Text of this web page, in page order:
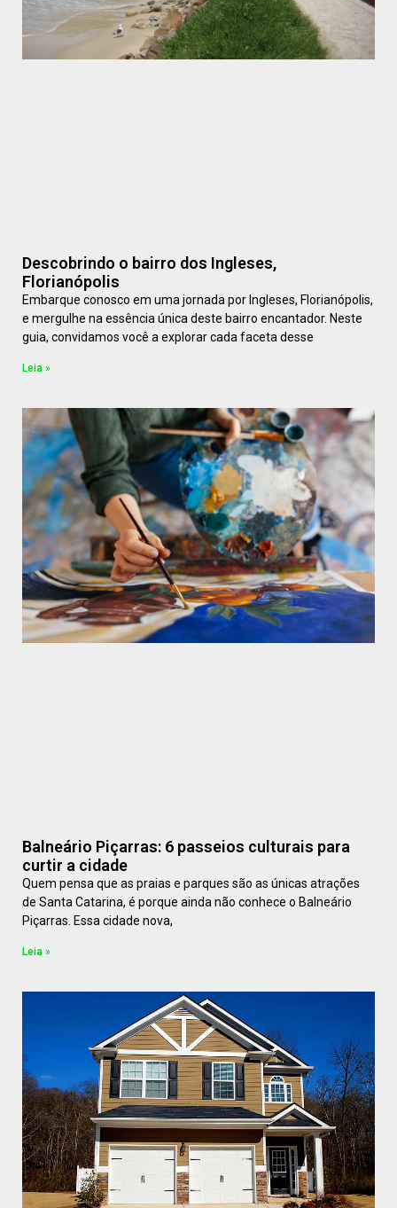
Descobrindo o bairro dos Ingleses,
Florianópolis
Embarque conosco em uma jornada por Ingleses, Florianópolis,
e mergulhe na essência única deste bairro encantador. Neste
guia, convidamos você a explorar cada faceta desse
Leia »
Balneário Piçarras: 6 passeios culturais para
curtir a cidade
Quem pensa que as praias e parques são as únicas atrações
de Santa Catarina, é porque ainda não conhece o Balneário
Piçarras. Essa cidade nova,
Leia »